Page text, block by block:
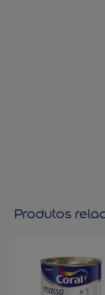
Produtos